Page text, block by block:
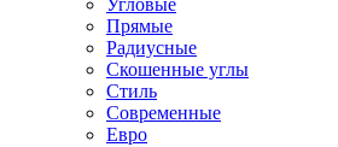
Угловые
Прямые
Радиусные
Скошенные углы
Стиль
Современные
Евро